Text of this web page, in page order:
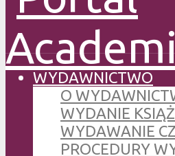
WYDAWNICTWO
O
WYDANIE
WYDAWANIE
PROCEDURY